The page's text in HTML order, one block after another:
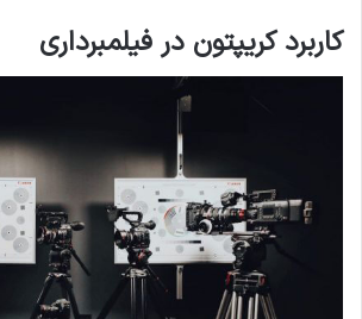
کاربرد کریپتون در فیلمبرداری